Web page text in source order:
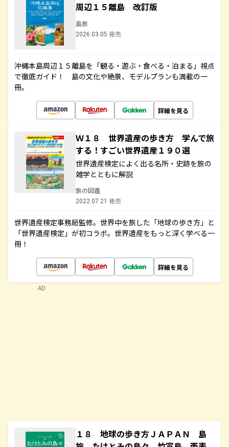
周辺１５離島 改訂版
島旅
2026.03.05 発売
沖縄本島周辺１５離島を「観る・遊ぶ・食べる・泊まる」視点
で徹底ガイド！ 島の文化や絶景、モデルプランも満載の一
冊。
詳細を見る
Ｗ１８ 世界遺産の歩き方 学んで旅
する！すごい世界遺産１９０選
世界遺産検定によく出る名所・史跡を旅の
雑学とともに解説
旅の図鑑
2022.07.21 発売
世界遺産検定事務局監修。世界中を旅した「地球の歩き方」と
「世界遺産検定」が初コラボ。世界遺産をもっと深く学べる一
冊！
詳細を見る
１８ 地球の歩き方ＪＡＰＡＮ 島
AD